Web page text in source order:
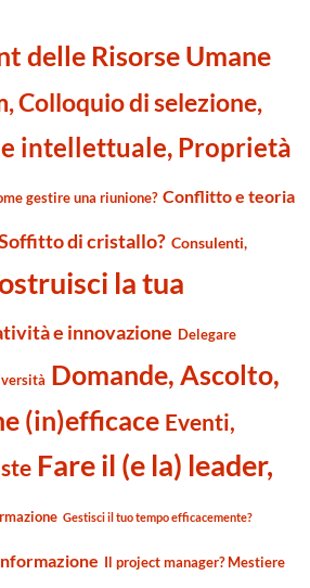
delle Risorse Umane
Colloquio di selezione,
intellettuale, Proprietà
gestire una riunione? Conflitto e teoria
di cristallo? Consulenti,
la tua
e innovazione Delegare
Domande, Ascolto,
(in)efficace Eventi,
Fare il (e la) leader,
Gestisci il tuo tempo efficacemente?
Il project manager? Mestiere